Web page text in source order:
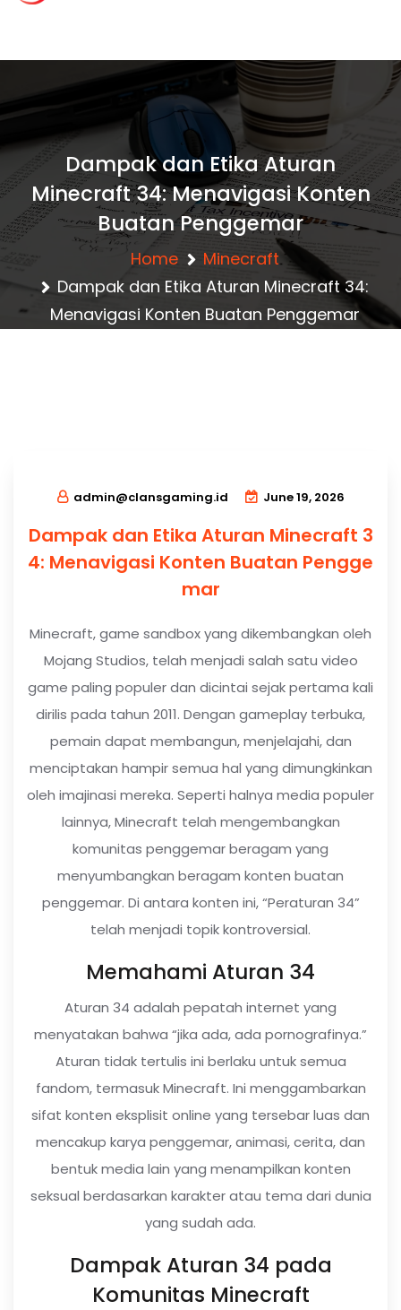
c
lansgaming.id – R
ahasia Clash of Cla
ns Terbaru
Dampak dan Etika Aturan
Minecraft 34: Menavigasi Konten
Buatan Penggemar
Home
Minecraft
Dampak dan Etika Aturan Minecraft 34:
Menavigasi Konten Buatan Penggemar
admin@clansgaming.id June 19, 2026
Dampak dan Etika Aturan Minecraft 3
4: Menavigasi Konten Buatan Pengge
mar
Minecraft, game sandbox yang dikembangkan oleh
Mojang Studios, telah menjadi salah satu video
game paling populer dan dicintai sejak pertama kali
dirilis pada tahun 2011. Dengan gameplay terbuka,
pemain dapat membangun, menjelajahi, dan
menciptakan hampir semua hal yang dimungkinkan
oleh imajinasi mereka. Seperti halnya media populer
lainnya, Minecraft telah mengembangkan
komunitas penggemar beragam yang
menyumbangkan beragam konten buatan
penggemar. Di antara konten ini, “Peraturan 34”
telah menjadi topik kontroversial.
Memahami Aturan 34
Aturan 34 adalah pepatah internet yang
menyatakan bahwa “jika ada, ada pornografinya.”
Aturan tidak tertulis ini berlaku untuk semua
fandom, termasuk Minecraft. Ini menggambarkan
sifat konten eksplisit online yang tersebar luas dan
mencakup karya penggemar, animasi, cerita, dan
bentuk media lain yang menampilkan konten
seksual berdasarkan karakter atau tema dari dunia
yang sudah ada.
Dampak Aturan 34 pada
Komunitas Minecraft